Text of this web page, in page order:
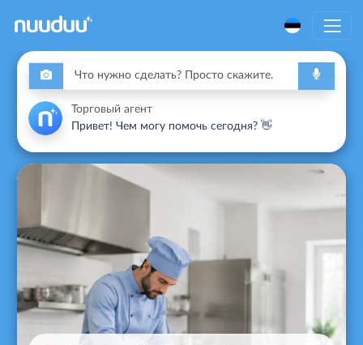
Торговый агент
Привет! Чем могу помочь сегодня? 👋